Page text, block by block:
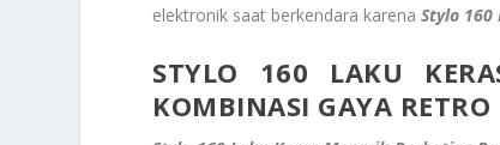
elektronik saat berkendara karenaStylo 160
STYLO 160 LAKU
KOMBINASI GAYA RETRO